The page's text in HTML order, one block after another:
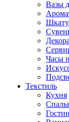
Вазы
Часы
Текстиль
Кухня